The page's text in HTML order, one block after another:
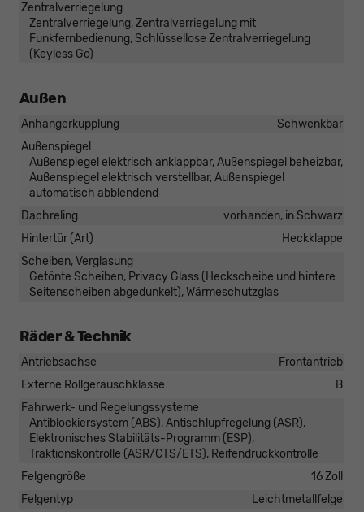
Zentralverriegelung
Zentralverriegelung, Zentralverriegelung mit
Funkfernbedienung, Schlüssellose Zentralverriegelung
(Keyless Go)
Außen
Anhängerkupplung
Schwenkbar
Außenspiegel
Außenspiegel elektrisch anklappbar, Außenspiegel beheizbar,
Außenspiegel elektrisch verstellbar, Außenspiegel
automatisch abblendend
Dachreling
vorhanden, in Schwarz
Hintertür (Art)
Heckklappe
Scheiben, Verglasung
Getönte Scheiben, Privacy Glass (Heckscheibe und hintere
Seitenscheiben abgedunkelt), Wärmeschutzglas
Räder & Technik
Antriebsachse
Frontantrieb
Externe Rollgeräuschklasse
B
Fahrwerk- und Regelungssysteme
Antiblockiersystem (ABS), Antischlupfregelung (ASR),
Elektronisches Stabilitäts-Programm (ESP),
Traktionskontrolle (ASR/CTS/ETS), Reifendruckkontrolle
Felgengröße
16 Zoll
Felgentyp
Leichtmetallfelge